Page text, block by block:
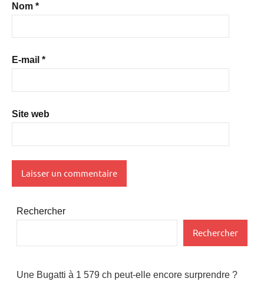
Nom *
E-mail *
Site web
Rechercher
Rechercher
Une Bugatti à 1 579 ch peut-elle encore surprendre ?